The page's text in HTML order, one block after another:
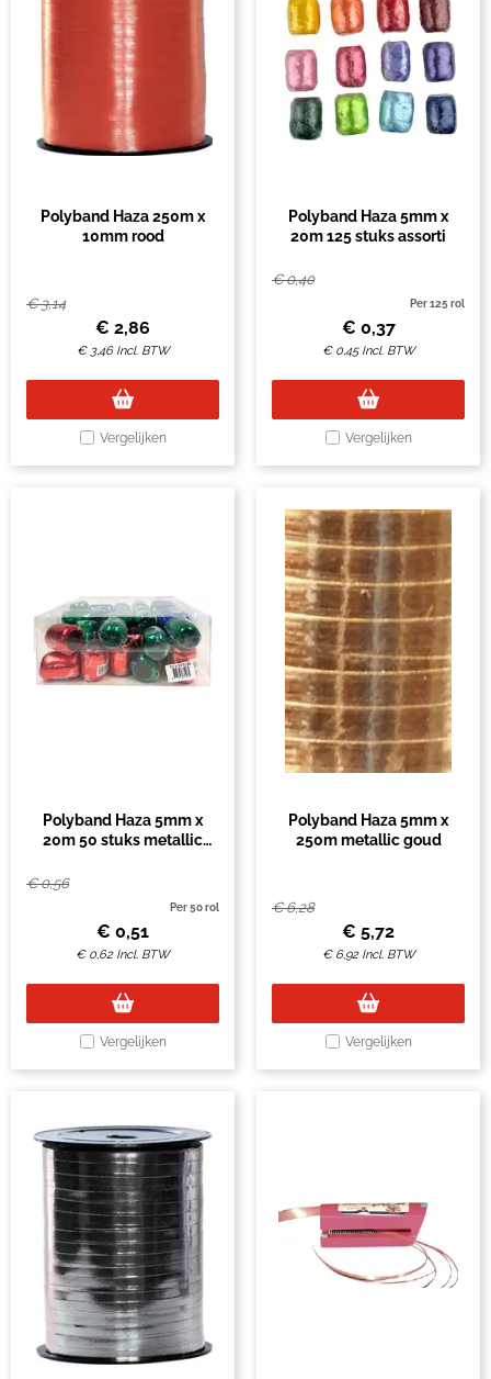
Polyband Haza 250m x
10mm rood
€3,14
€ 2,86
€ 3,46 Incl. BTW
Vergelijken
Polyband Haza 5mm x
20m 125 stuks assorti
€0,40
Per 125 rol
€ 0,37
€ 0,45 Incl. BTW
Vergelijken
Polyband Haza 5mm x
20m 50 stuks metallic
€0,56
Per 50 rol
€ 0,51
€ 0,62 Incl. BTW
Vergelijken
Polyband Haza 5mm x
250m metallic goud
€6,28
€ 5,72
€ 6,92 Incl. BTW
Vergelijken